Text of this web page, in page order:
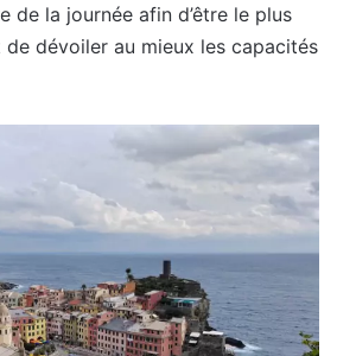
de la journée afin d’être le plus
dévoiler au mieux les capacités